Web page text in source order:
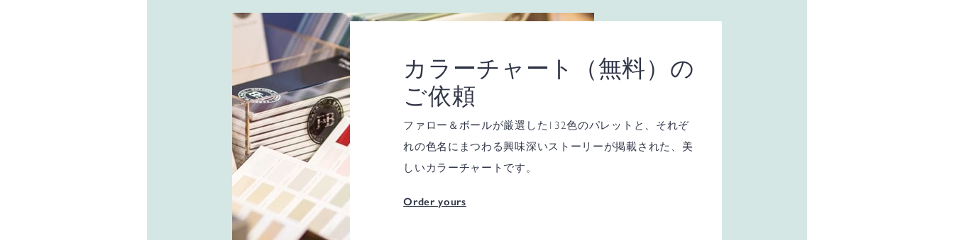
カラーチャート（無料）の
ご依頼
ファロー＆ボールが厳選した132色のパレットと、それぞ
れの色名にまつわる興味深いストーリーが掲載された、美
しいカラーチャートです。
Order yours